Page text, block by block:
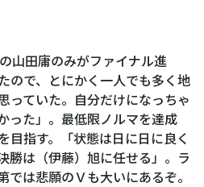
山田庸のみがファイナル進
ので、とにかく一人でも多く地
っていた。自分だけになっちゃ
った」。最低限ノルマを達成
目指す。「状態は日に日に良く
勝は（伊藤）旭に任せる」。ラ
では悲願のＶも大いにあるぞ。